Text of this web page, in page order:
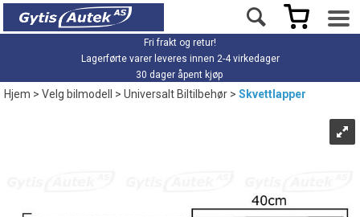
Fri frakt og retur!
Lagerførte varer leveres innen 2-4 virkedager
30 dager åpent kjøp
Hjem>Velg bilmodell >Universalt Biltilbehør>Skvettlapper